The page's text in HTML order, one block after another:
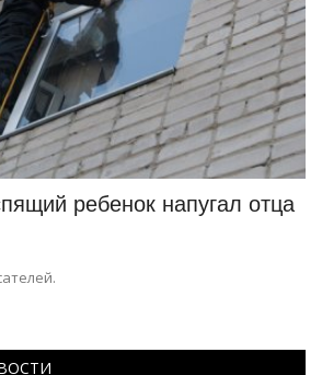
ребенок напугал отца